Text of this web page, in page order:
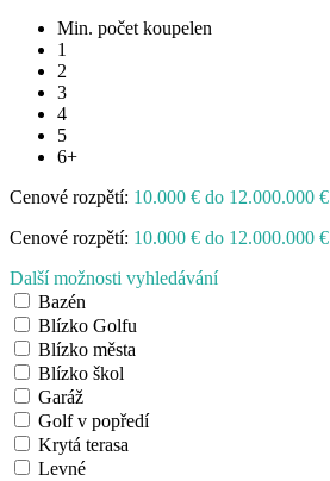
Min. počet koupelen
1
2
3
4
5
6+
Cenové rozpětí: 10.000 € do 12.000.000 €
Cenové rozpětí: 10.000 € do 12.000.000 €
Další možnosti vyhledávání
Bazén
Blízko Golfu
Blízko města
Blízko škol
Garáž
Golf v popředí
Krytá terasa
Levné